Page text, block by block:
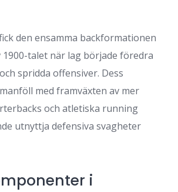
den ensamma backformationen
talet när lag började föredra
spridda offensiver. Dess
med framväxten av mer
och atletiska running
utnyttja defensiva svagheter
i